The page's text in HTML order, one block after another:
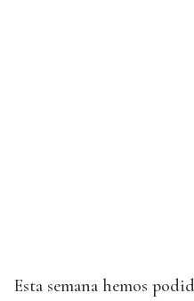
Esta semana hemos